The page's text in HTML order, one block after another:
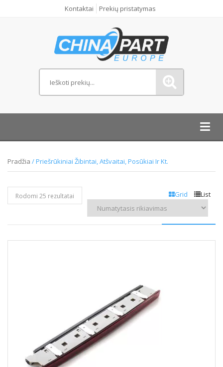
Kontaktai Prekių pristatymas
Pradžia / Priešrūkiniai Žibintai, Atšvaitai, Posūkiai Ir Kt.
Grid List
Rodomi 25 rezultatai